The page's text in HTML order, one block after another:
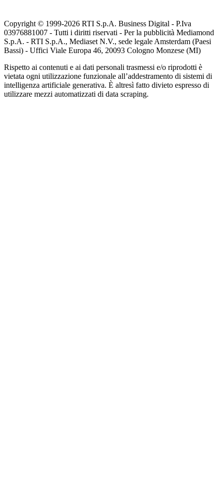
Copyright © 1999-2026 RTI S.p.A. Business Digital - P.Iva
03976881007 - Tutti i diritti riservati - Per la pubblicità Mediamond
S.p.A. - RTI S.p.A., Mediaset N.V., sede legale Amsterdam (Paesi
Bassi) - Uffici Viale Europa 46, 20093 Cologno Monzese (MI)
Rispetto ai contenuti e ai dati personali trasmessi e/o riprodotti è
vietata ogni utilizzazione funzionale all’addestramento di sistemi di
intelligenza artificiale generativa. È altresì fatto divieto espresso di
utilizzare mezzi automatizzati di data scraping.